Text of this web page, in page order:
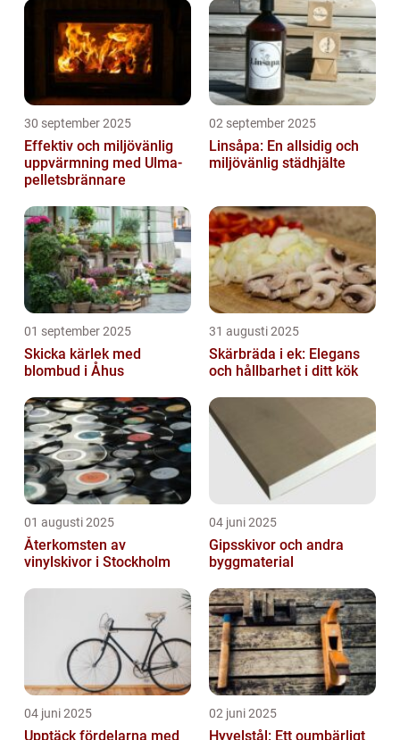
30 september 2025
Effektiv och miljövänlig
uppvärmning med Ulma-
pelletsbrännare
02 september 2025
Linsåpa: En allsidig och
miljövänlig städhjälte
01 september 2025
Skicka kärlek med
blombud i Åhus
31 augusti 2025
Skärbräda i ek: Elegans
och hållbarhet i ditt kök
01 augusti 2025
Återkomsten av
vinylskivor i Stockholm
04 juni 2025
Gipsskivor och andra
byggmaterial
04 juni 2025
Upptäck fördelarna med
02 juni 2025
Hyvelstål: Ett oumbärligt